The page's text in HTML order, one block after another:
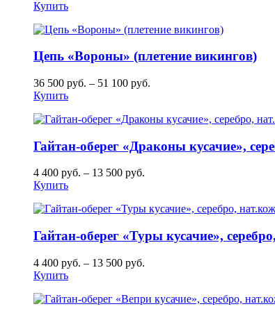
Купить
Цепь «Вороны» (плетение викингов)
36 500 руб. – 51 100 руб.
Купить
Гайтан-оберег «Драконы кусачие»,
4 400 руб. – 13 500 руб.
Купить
Гайтан-оберег «Туры кусачие»,
4 400 руб. – 13 500 руб.
Купить